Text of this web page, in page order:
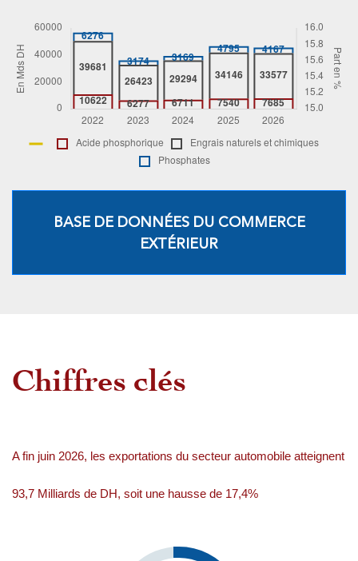
BASE DE DONNÉES DU COMMERCE
EXTÉRIEUR
Chiffres clés
A fin juin 2026, les exportations du secteur automobile atteignent
93,7 Milliards de DH, soit une hausse de 17,4%